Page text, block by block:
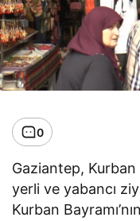
0
Gaziantep, Kurban
yerli ve yabancı
Kurban